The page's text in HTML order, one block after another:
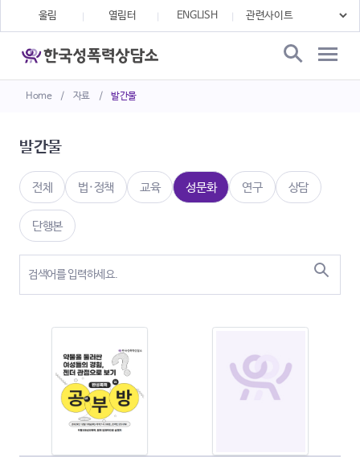
Home / 자료 / 발간물
울림 열림터 ENGLISH
발간물
전체 법·정책 교육 성문화 연구 상담
단행본